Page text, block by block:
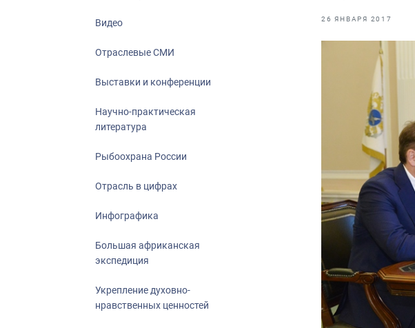
События в России и мире
Видео
Отраслевые СМИ
Выставки и конференции
Научно-практическая
литература
Рыбоохрана России
Отрасль в цифрах
Инфографика
Большая африканская
экспедиция
Укрепление духовно-
нравственных ценностей
26 ЯНВАРЯ 2017